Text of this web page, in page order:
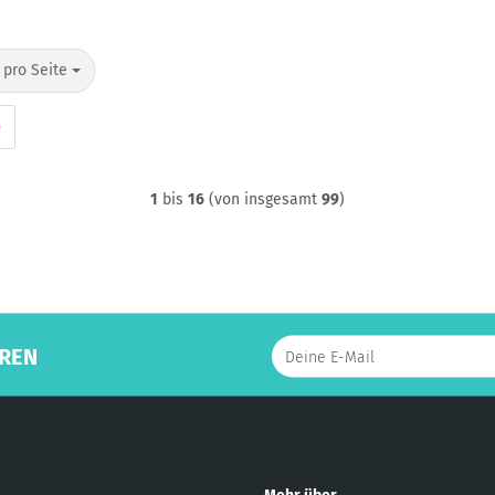
pro Seite
Seite
1 bis 16 (von insgesamt 99)